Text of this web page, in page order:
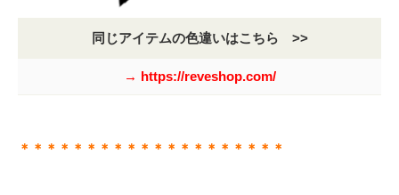
同じアイテムの色違いはこちら >>
→ https://reveshop.com/
＊＊＊＊＊＊＊＊＊＊＊＊＊＊＊＊＊＊＊＊